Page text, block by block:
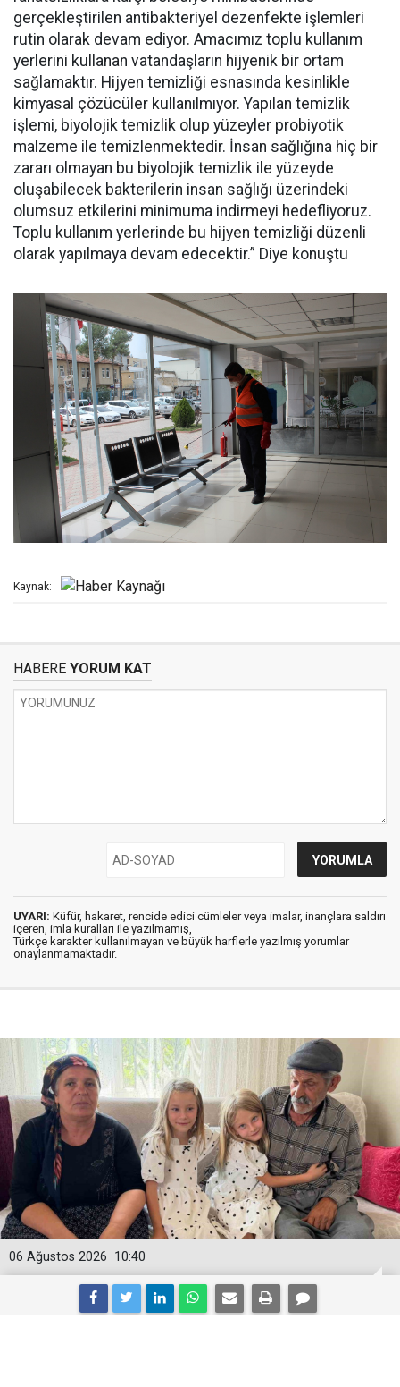
gerçekleştirilen antibakteriyel dezenfekte işlemleri
rutin olarak devam ediyor. Amacımız toplu kullanım
yerlerini kullanan vatandaşların hijyenik bir ortam
sağlamaktır. Hijyen temizliği esnasında kesinlikle
kimyasal çözücüler kullanılmıyor. Yapılan temizlik
işlemi, biyolojik temizlik olup yüzeyler probiyotik
malzeme ile temizlenmektedir. İnsan sağlığına hiç bir
zararı olmayan bu biyolojik temizlik ile yüzeyde
oluşabilecek bakterilerin insan sağlığı üzerindeki
olumsuz etkilerini minimuma indirmeyi hedefliyoruz.
Toplu kullanım yerlerinde bu hijyen temizliği düzenli
olarak yapılmaya devam edecektir.” Diye konuştu
Kaynak:
HABERE YORUM KAT
UYARI: Küfür, hakaret, rencide edici cümleler veya imalar, inançlara saldırı
içeren, imla kuralları ile yazılmamış,
Türkçe karakter kullanılmayan ve büyük harflerle yazılmış yorumlar
onaylanmamaktadır.
10:40
06 Ağustos 2026